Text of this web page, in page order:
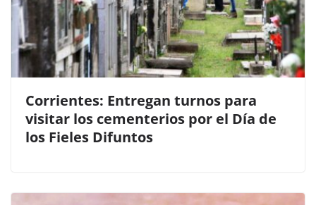
Corrientes: Entregan turnos para
visitar los cementerios por el Día de
los Fieles Difuntos